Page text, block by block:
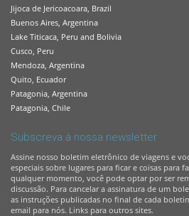
Jijoca de Jericoacoara, Brazil
Buenos Aires, Argentina
Lake Titicaca, Peru and Bolivia
Cusco, Peru
Mendoza, Argentina
Quito, Ecuador
Patagonia, Argentina
Patagonia, Chile
Subscreva à nossa newsletter
Assine nosso boletim eletrônico de viagens e
especiais sobre lugares para ficar e coisas para
qualquer momento, você pode optar por ser
discussão. Para cancelar a assinatura de um
as instruções publicadas no final de cada
email para nós. Links para outros sites.